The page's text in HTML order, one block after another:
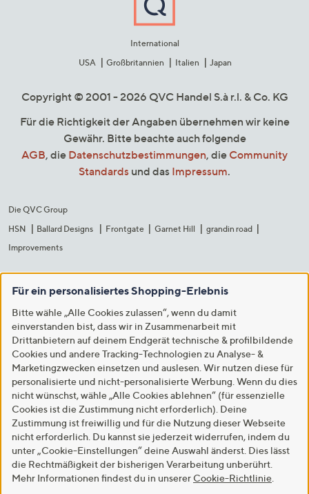
International
USA
Großbritannien Italien Japan
Copyright © 2001 - 2026 QVC Handel S.à r.l. & Co. KG
Für die Richtigkeit der Angaben übernehmen wir keine
Gewähr. Bitte beachte auch folgende
AGB, die Datenschutzbestimmungen, die Community
Standards und das Impressum.
Die QVC Group
HSN
Ballard Designs Frontgate Garnet Hill
grandin road
Improvements
Für ein personalisiertes Shopping-Erlebnis
Bitte wähle „Alle Cookies zulassen“, wenn du damit
einverstanden bist, dass wir in Zusammenarbeit mit
Drittanbietern auf deinem Endgerät technische & profilbildende
Cookies und andere Tracking-Technologien zu Analyse- &
Marketingzwecken einsetzen und auslesen. Wir nutzen diese für
personalisierte und nicht-personalisierte Werbung. Wenn du dies
nicht wünschst, wähle „Alle Cookies ablehnen“ (für essenzielle
Cookies ist die Zustimmung nicht erforderlich). Deine
Zustimmung ist freiwillig und für die Nutzung dieser Webseite
nicht erforderlich. Du kannst sie jederzeit widerrufen, indem du
unter „Cookie-Einstellungen“ deine Auswahl änderst. Dies lässt
die Rechtmäßigkeit der bisherigen Verarbeitung unberührt.
Mehr Informationen findest du in unserer Cookie-Richtlinie